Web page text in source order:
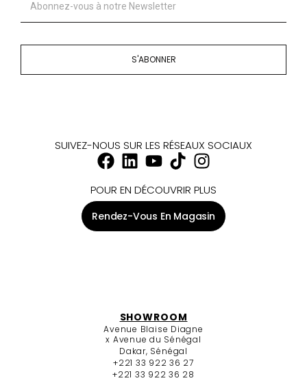
S'ABONNER
SUIVEZ-NOUS SUR LES RÉSEAUX SOCIAUX
POUR EN DÉCOUVRIR PLUS
Rendez-Vous En Magasin
SHOWROOM
Avenue Blaise Diagne
x Avenue du Sénégal
Dakar, Sénégal
+221 33 922 36 27
+221 33 922 36 28